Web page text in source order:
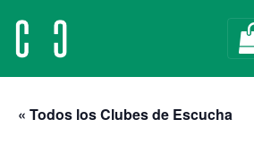
MAIN NAVIGATION
« Todos los Clubes de Escucha